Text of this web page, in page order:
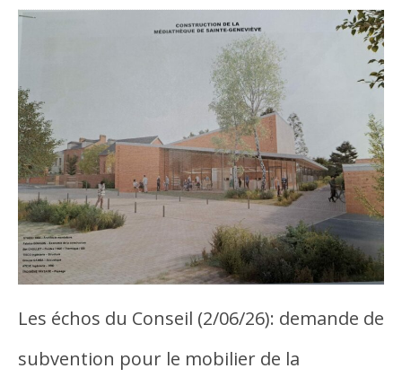
Les échos du Conseil (2/06/26): demande de
subvention pour le mobilier de la